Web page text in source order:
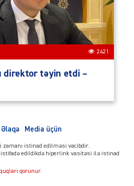
2421
direktor təyin etdi –
Əlaqə Media üçün
zamanı istinad edilməsi vacibdir.
edildikdə hiperlink vasitəsi ilə istinad
qorunur.